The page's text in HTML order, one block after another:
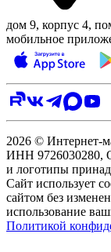
дом 9, корпус 4,
мобильное
2026 ©
ИНН 9726030280,
и логотипы
Сайт использует
сайтом без
использование
Политикой